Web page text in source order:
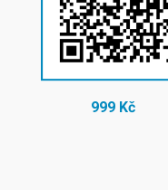
999 Kč